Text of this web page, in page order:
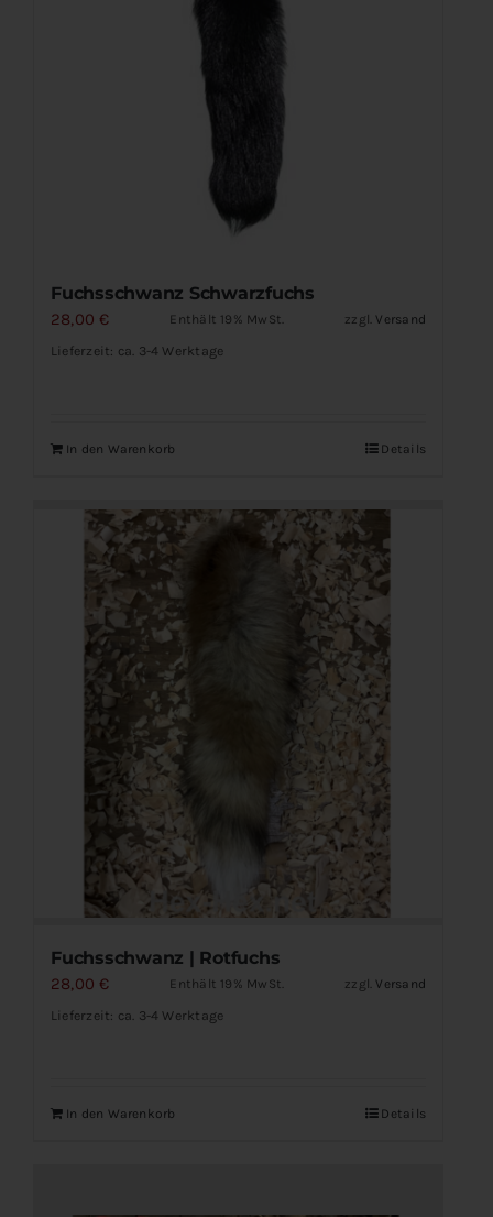
Fuchsschwanz Schwarzfuchs
28,00 € Enthält 19% MwSt. zzgl. Versand
Lieferzeit: ca. 3-4 Werktage
In den Warenkorb Details
Fuchsschwanz | Rotfuchs
28,00 € Enthält 19% MwSt. zzgl. Versand
Lieferzeit: ca. 3-4 Werktage
In den Warenkorb Details